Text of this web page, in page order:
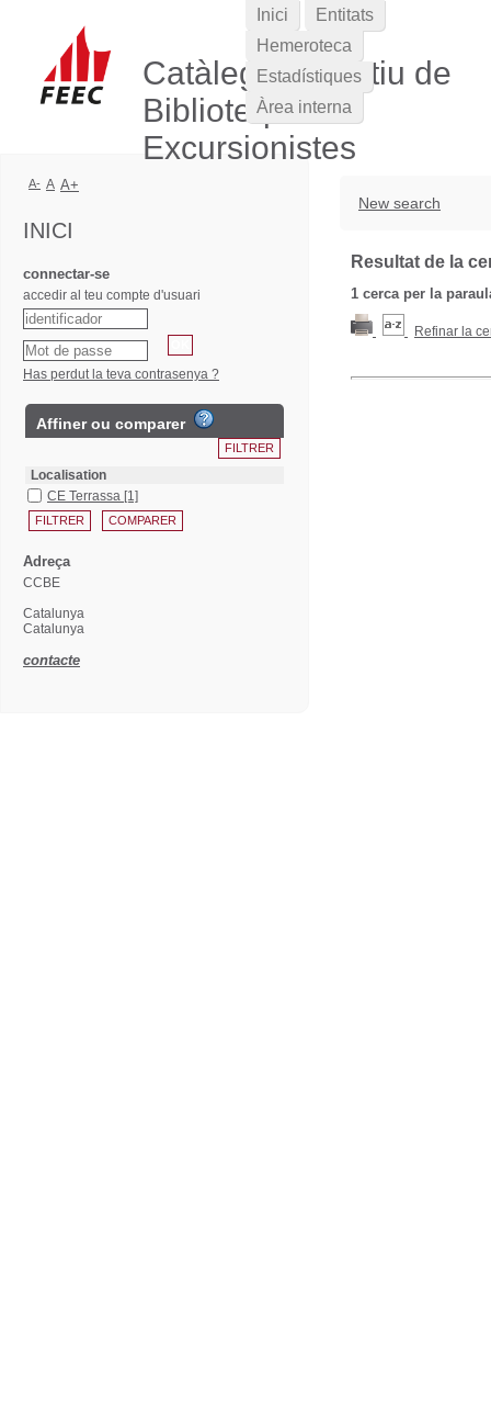
Catàleg Col·lectiu de
Biblioteques
Excursionistes
New search
Resultat de la
1 cerca per la
Refinar la
Inici
Entitats
Hemeroteca
Estadístiques
Àrea interna
A- A A+
INICI
connectar-se
accedir al teu compte d'usuari
Has perdut la teva contrasenya ?
Affiner ou comparer
Localisation
CE Terrassa [1]
Adreça
CCBE
Catalunya
Catalunya
contacte